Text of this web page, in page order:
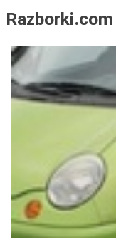
Razborki.com